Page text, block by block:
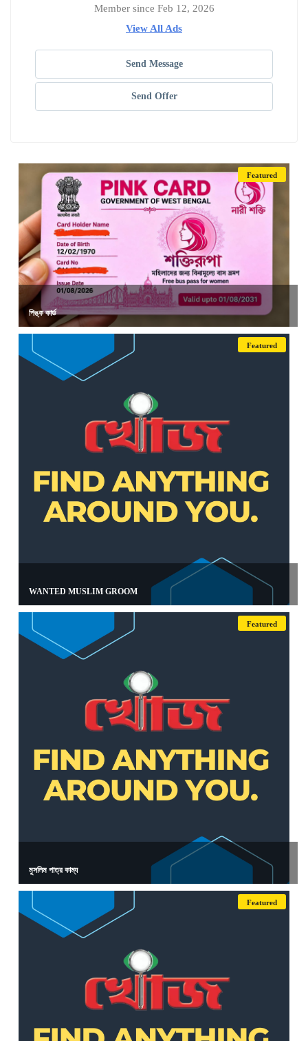
Member since Feb 12, 2026
View All Ads
Send Message
Send Offer
Featured
পিঙ্ক কার্ড
Featured
WANTED MUSLIM GROOM
Featured
মুসলিম পাত্র কাম্য
Featured